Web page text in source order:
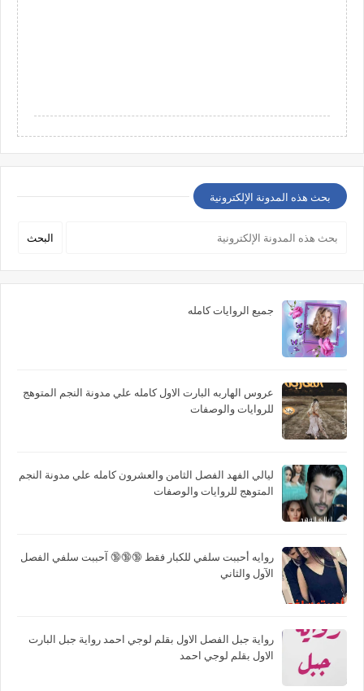
بحث هذه المدونة الإلكترونية
جميع الروايات كامله
عروس الهاربه البارت الاول كامله علي مدونة النجم المتوهج
للروايات والوصفات
ليالي الفهد الفصل الثامن والعشرون كامله علي مدونة النجم
المتوهج للروايات والوصفات
روايه أحببت سلفي للكبار فقط 🔞🔞🔞 آحببت سلفي الفصل
الآول والثاني
رواية جبل الفصل الاول بقلم لوجي احمد رواية جبل البارت
الاول بقلم لوجي احمد